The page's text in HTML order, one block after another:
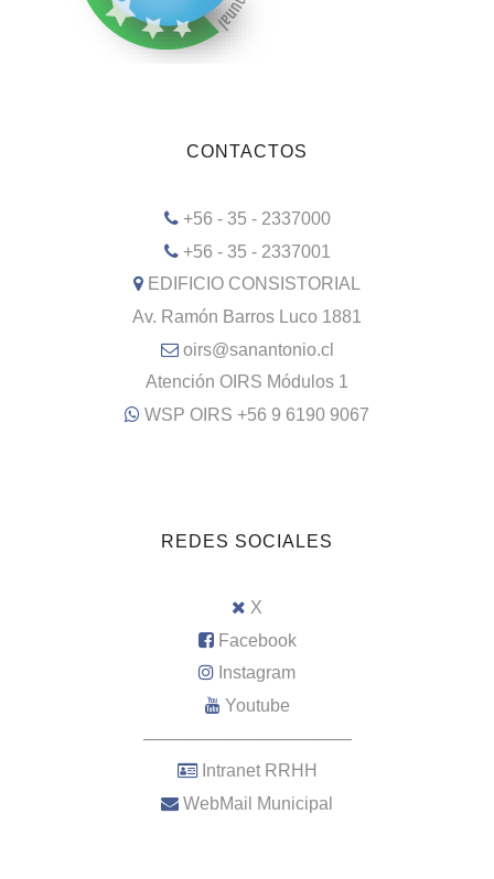
CONTACTOS
+56 - 35 - 2337000
+56 - 35 - 2337001
EDIFICIO CONSISTORIAL
Av. Ramón Barros Luco 1881
oirs@sanantonio.cl
Atención OIRS Módulos 1
WSP OIRS +56 9 6190 9067
REDES SOCIALES
X
Facebook
Instagram
Youtube
–––––––––––––––––––––
Intranet RRHH
WebMail Municipal